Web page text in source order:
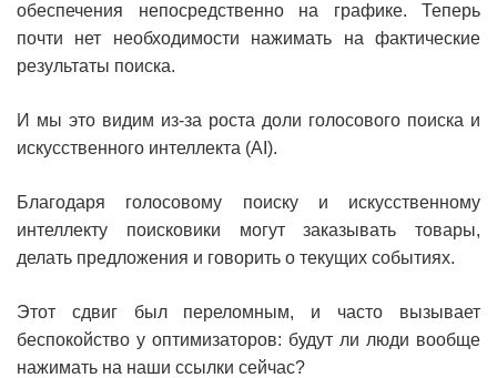
обеспечения непосредственно на графике. Теперь
почти нет необходимости нажимать на фактические
результаты поиска.
И мы это видим из-за роста доли голосового поиска и
искусственного интеллекта (AI).
Благодаря голосовому поиску и искусственному
интеллекту поисковики могут заказывать товары,
делать предложения и говорить о текущих событиях.
Этот сдвиг был переломным, и часто вызывает
беспокойство у оптимизаторов: будут ли люди вообще
нажимать на наши ссылки сейчас?